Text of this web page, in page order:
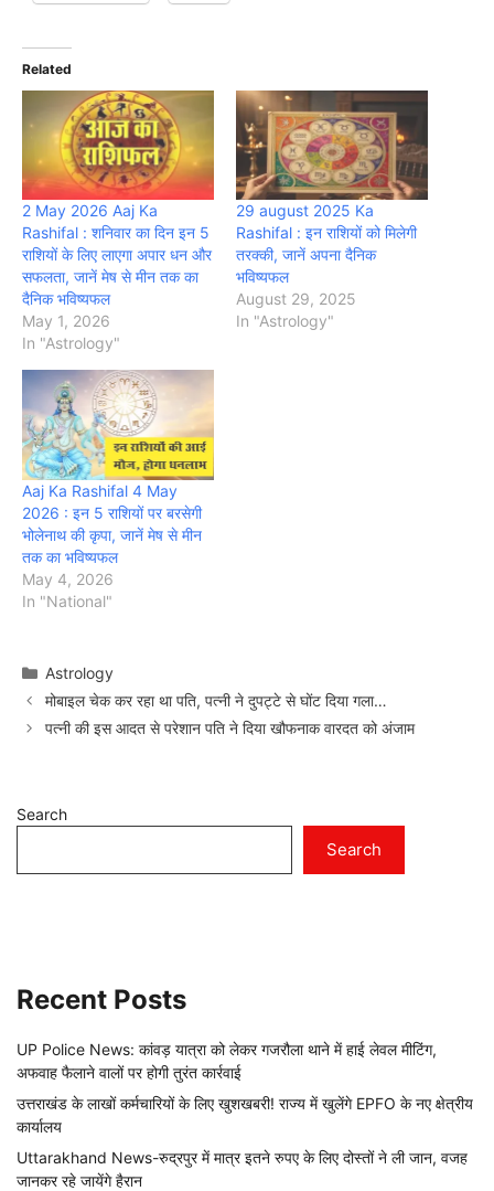
Related
2 May 2026 Aaj Ka
Rashifal : शनिवार का दिन इन 5
राशियों के लिए लाएगा अपार धन और
सफलता, जानें मेष से मीन तक का
दैनिक भविष्यफल
May 1, 2026
In "Astrology"
29 august 2025 Ka
Rashifal : इन राशियों को मिलेगी
तरक्की, जानें अपना दैनिक
भविष्यफल
August 29, 2025
In "Astrology"
Aaj Ka Rashifal 4 May
2026 : इन 5 राशियों पर बरसेगी
भोलेनाथ की कृपा, जानें मेष से मीन
तक का भविष्यफल
May 4, 2026
In "National"
Categories
Astrology
मोबाइल चेक कर रहा था पति, पत्नी ने दुपट्टे से घोंट दिया गला…
पत्नी की इस आदत से परेशान पति ने दिया खौफनाक वारदत को अंजाम
Search
Search
Recent Posts
UP Police News: कांवड़ यात्रा को लेकर गजरौला थाने में हाई लेवल मीटिंग,
अफवाह फैलाने वालों पर होगी तुरंत कार्रवाई
उत्तराखंड के लाखों कर्मचारियों के लिए खुशखबरी! राज्य में खुलेंगे EPFO के नए क्षेत्रीय
कार्यालय
Uttarakhand News-रुद्रपुर में मात्र इतने रुपए के लिए दोस्तों ने ली जान, वजह
जानकर रहे जायेंगे हैरान